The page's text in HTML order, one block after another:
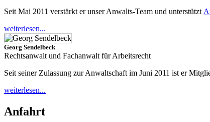
Seit Mai 2011 verstärkt er unser Anwalts-Team und unterstützt
weiterlesen...
Georg Sendelbeck
Rechtsanwalt und Fachanwalt für Arbeitsrecht
Seit seiner Zulassung zur Anwaltschaft im Juni 2011 ist er
weiterlesen...
Anfahrt